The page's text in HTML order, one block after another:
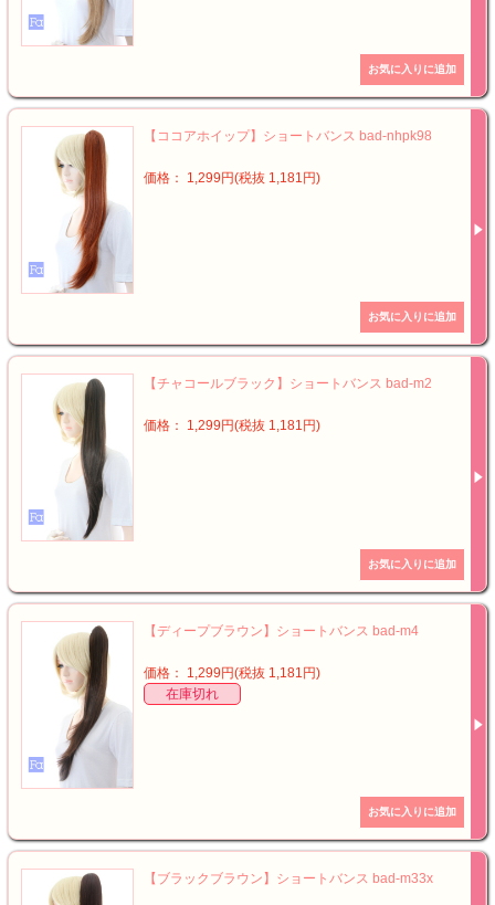
【ココアホイップ】ショートバンス bad-nhpk98
価格： 1,299円(税抜 1,181円)
【チャコールブラック】ショートバンス bad-m2
価格： 1,299円(税抜 1,181円)
【ディープブラウン】ショートバンス bad-m4
価格： 1,299円(税抜 1,181円)
在庫切れ
【ブラックブラウン】ショートバンス bad-m33x